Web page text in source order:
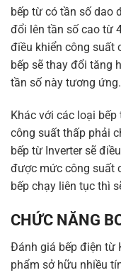
bếp từ có tần số dao
đổi lên tần số cao từ
điều khiển công suất
bếp sẽ thay đổi tăng
tần số này tương ứng.
Khác với các loại
công suất thấp phải
bếp từ Inverter sẽ
được mức công suất
bếp chạy liên tục thì
CHỨC NĂNG
Đánh giá bếp điện từ
phẩm sở hữu nhiều